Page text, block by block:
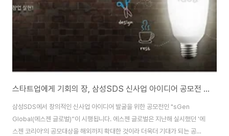
스타트업에게 기회의 장, 삼성SDS 신사업 아이디어 공모전 에스젠 글로벌(sGen Global)
삼성SDS에서 창의적인 신사업 아이디어 발굴을 위한 공모전인 "sGen
Global(에스젠 글로벌)”이 시행됩니다. 에스젠 글로벌은 지난해 실시했던 '에
스젠 코리아'의 공모대상을 해외까지 확대한 것이라 더욱더 기대가 되는 공모